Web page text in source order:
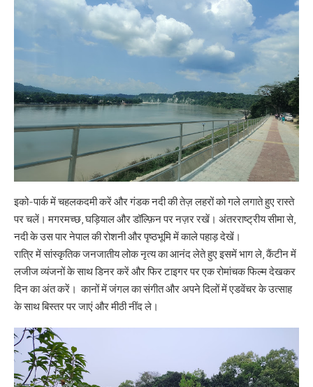
इको-पार्क में चहलकदमी करें और गंडक नदी की तेज़ लहरों को गले लगाते हुए रास्ते
पर चलें। मगरमच्छ, घड़ियाल और डॉल्फ़िन पर नज़र रखें। अंतरराष्ट्रीय सीमा से,
नदी के उस पार नेपाल की रोशनी और पृष्ठभूमि में काले पहाड़ देखें।
रात्रि में सांस्कृतिक जनजातीय लोक नृत्य का आनंद लेते हुए इसमें भाग ले, कैंटीन में
लजीज व्यंजनों के साथ डिनर करें और फिर टाइगर पर एक रोमांचक फिल्म देखकर
दिन का अंत करें। कानों में जंगल का संगीत और अपने दिलों में एडवेंचर के उत्साह
के साथ बिस्तर पर जाएं और मीठी नींद ले।